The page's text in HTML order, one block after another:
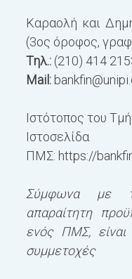
Καραολή και
(3ος όροφος,
Τηλ.: (210) 414
Mail:
Ιστότοπος του
ΠΜΣ: https://
Σύμφωνα με
απαραίτητη
ενός ΠΜΣ, είναι
συμμετοχές